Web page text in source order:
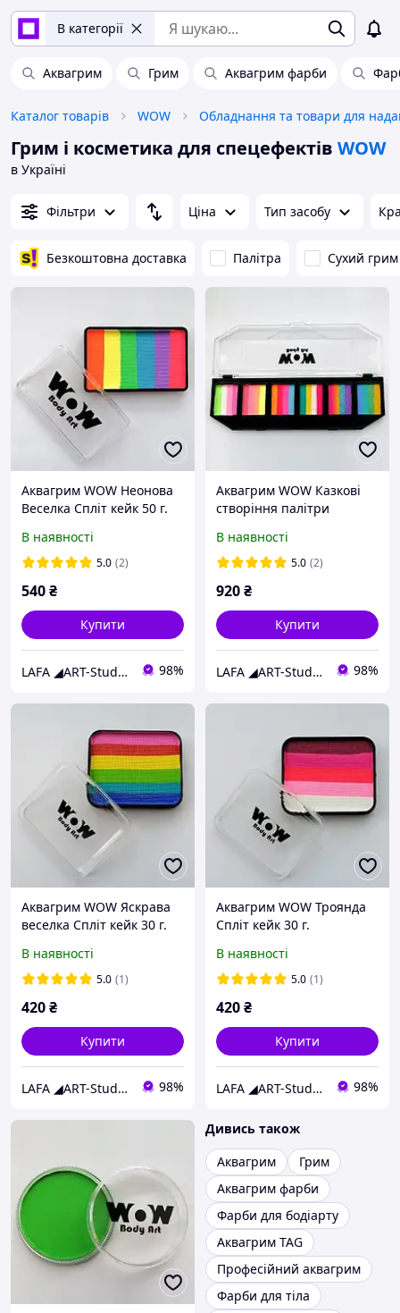
В категорії
Аквагрим Грим Аквагрим фарби
Каталог товарів WOW
Грим і косметика для спецефектів WOW
в Україні
Фільтри Ціна Тип засобу
Безкоштовна доставка Палітра Сухий грим
Аквагрим WOW Неонова
Веселка Спліт кейк 50 г.
В наявності
5.0 (2)
540₴
Купити
LAFA ◢ART-Studio◣ 98%
Аквагрим WOW Казкові
створіння палітри
В наявності
5.0 (2)
920₴
Купити
LAFA ◢ART-Studio◣ 98%
Аквагрим WOW Яскрава
веселка Спліт кейк 30 г.
В наявності
5.0 (1)
420₴
Купити
LAFA ◢ART-Studio◣ 98%
Аквагрим WOW Троянда
Спліт кейк 30 г.
В наявності
5.0 (1)
420₴
Купити
LAFA ◢ART-Studio◣ 98%
Дивись також
Аквагрим
Грим
Аквагрим фарби
Фарби для бодіарту
Аквагрим TAG
Професійний аквагрим
Фарби для тіла